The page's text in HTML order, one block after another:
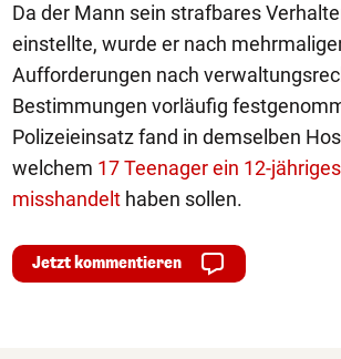
Da der Mann sein strafbares
einstellte, wurde er nach
Aufforderungen nach
Bestimmungen vorläufig
Polizeieinsatz fand in demselben
welchem 17 Teenager ein 12-
misshandelt haben sollen.
Jetzt kommentieren